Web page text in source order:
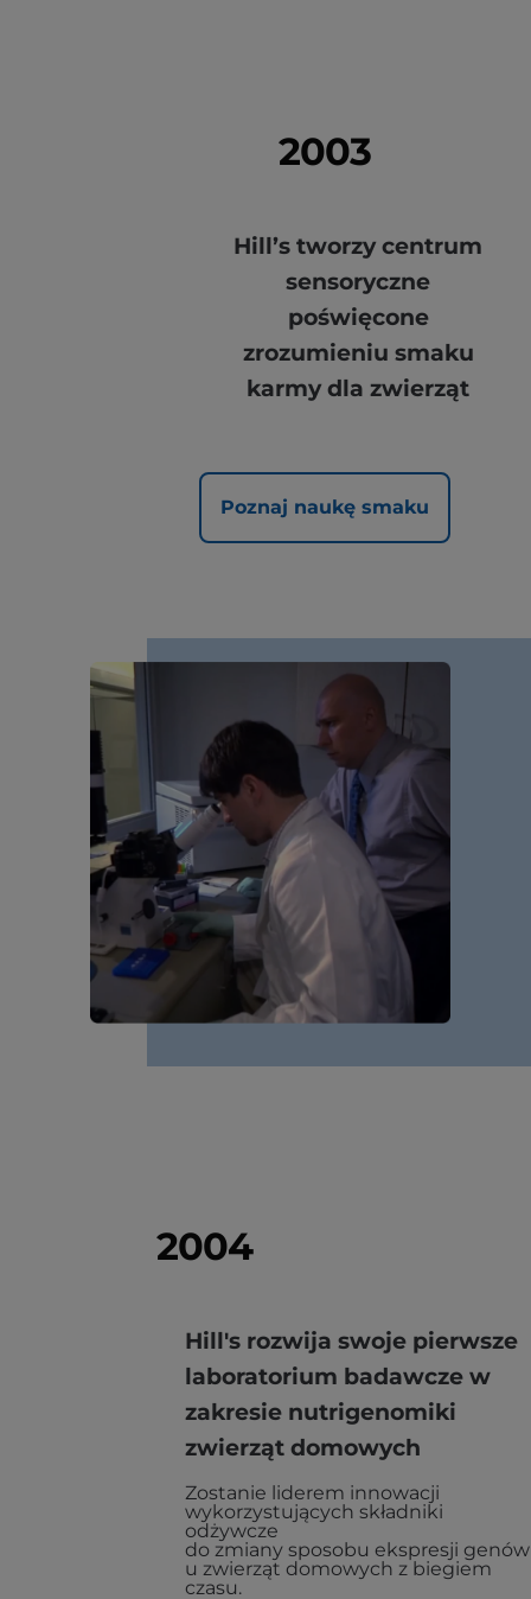
2003
Hill’s tworzy centrum
sensoryczne
poświęcone
zrozumieniu smaku
karmy dla zwierząt
Poznaj naukę smaku
2004
Hill's rozwija swoje pierwsze
laboratorium badawcze w
zakresie nutrigenomiki
zwierząt domowych
Zostanie liderem innowacji
wykorzystujących składniki
odżywcze
do zmiany sposobu ekspresji genów
u zwierząt domowych z biegiem
czasu.